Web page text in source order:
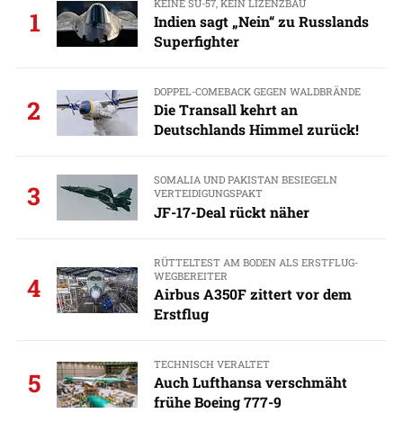
1
KEINE SU-57, KEIN LIZENZBAU
Indien sagt „Nein“ zu Russlands
Superfighter
2
DOPPEL-COMEBACK GEGEN WALDBRÄNDE
Die Transall kehrt an
Deutschlands Himmel zurück!
3
SOMALIA UND PAKISTAN BESIEGELN
VERTEIDIGUNGSPAKT
JF-17-Deal rückt näher
4
RÜTTELTEST AM BODEN ALS ERSTFLUG-
WEGBEREITER
Airbus A350F zittert vor dem
Erstflug
5
TECHNISCH VERALTET
Auch Lufthansa verschmäht
frühe Boeing 777-9